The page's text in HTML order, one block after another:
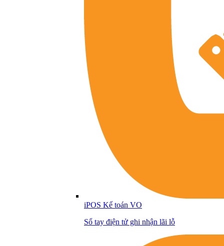
iPOS Kế toán VO
Sổ tay điện tử ghi nhận lãi lỗ